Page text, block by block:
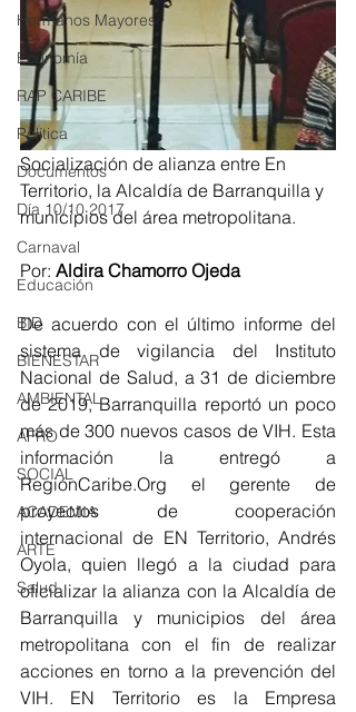
Hermanos Mayores
Economía
RAP CARIBE
Política
Documentos
Día 10/10 2017
Carnaval
Educación
BID
BIENESTAR
AMBIENTAL
AFRO
SOCIAL
ACADEMIA
ARTE
Salud
Socialización de alianza entre En
Territorio, la Alcaldía de Barranquilla y
municipios del área metropolitana.
Por: Aldira Chamorro Ojeda
De acuerdo con el último informe del
sistema de vigilancia del Instituto
Nacional de Salud, a 31 de diciembre
de 2019, Barranquilla reportó un poco
más de 300 nuevos casos de VIH. Esta
información la entregó a
RegiónCaribe.Org el gerente de
proyectos de cooperación
internacional de EN Territorio, Andrés
Oyola, quien llegó a la ciudad para
oficializar la alianza con la Alcaldía de
Barranquilla y municipios del área
metropolitana con el fin de realizar
acciones en torno a la prevención del
VIH. EN Territorio es la Empresa